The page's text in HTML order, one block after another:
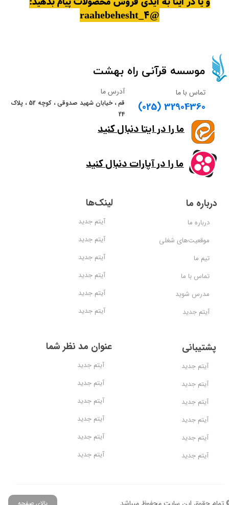
@raahebehesht_4
​​​​موسسه قرآنی راه بهشت​​​​​​​
تماس با ما
(025) 32904360
آدرس ما
قم ، خیابان شهید صدوقی ، کوچه 52 ، پلاک
24
ما را در آپارات دنبال کنید
درباره ما
موقعیت‌های شغلی
تیم ما
تماس با ما
مدرس شوید
آیتم جدید
درباره ما لینک‌ها
آیتم جدید
آیتم جدید
آیتم جدید
آیتم جدید
آیتم جدید
آیتم جدید
عنوان مد نظر شما
آیتم جدید
آیتم جدید
آیتم جدید
آیتم جدید
آیتم جدید
آیتم جدید
پشتیبانی
آیتم جدید
آیتم جدید
آیتم جدید
آیتم جدید
آیتم جدید
آیتم جدید
ما را در ایتا دنبال کنید